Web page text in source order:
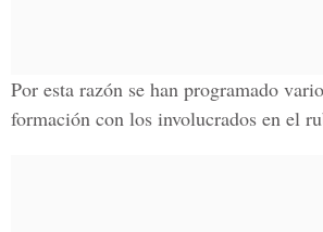
Por esta razón se han programado
formación con los involucrados en el